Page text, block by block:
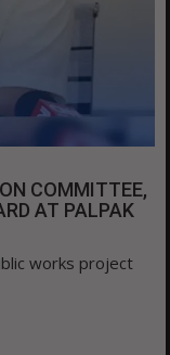
COMMITTEE,
AT PALPAK
works project